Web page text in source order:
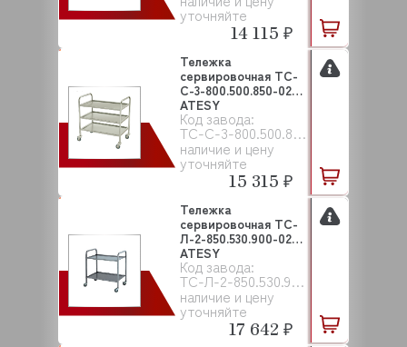
уточняйте
14 115 ₽
Код завода:
ТС-С-3-800.500.850-02
наличие и цену
уточняйте
Тележка
сервировочная ТС-
С-3-800.500.850-02
ATESY
15 315 ₽
Код завода:
ТС-Л-2-850.530.900-02
наличие и цену
уточняйте
Тележка
сервировочная ТС-
Л-2-850.530.900-02
ATESY
17 642 ₽